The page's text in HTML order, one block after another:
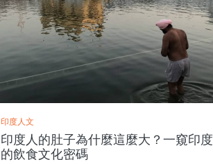
印度人文
印度人的肚子為什麼這麼大？一窺印度
的飲食文化密碼